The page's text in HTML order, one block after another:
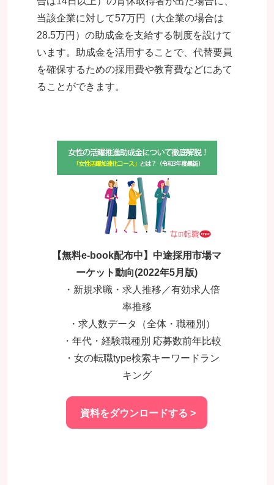
当該企業に対して57万円（大企業の場合は
28.5万円）の助成金を支給する制度を設けて
います。助成金を活用することで、代替要員
を確保するための採用費や教育費などにあて
ることができます。
【無料e-book配布中】中途採用市場マ
ーケット動向(2022年5月版)
・新規求職・求人推移／有効求人倍
率推移
・求人数データ（全体・職種別）
・年代・経験職種別 応募数前年比較
・女の転職type検索キーワードラン
キング
資料をダウンロードする >